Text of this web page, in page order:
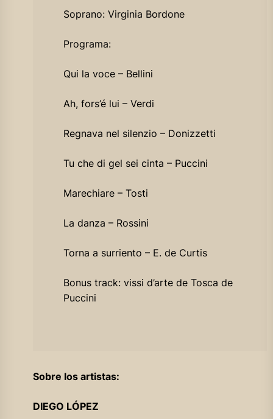
Soprano: Virginia Bordone
Programa:
Qui la voce – Bellini
Ah, fors’é lui – Verdi
Regnava nel silenzio – Donizzetti
Tu che di gel sei cinta – Puccini
Marechiare – Tosti
La danza – Rossini
Torna a surriento – E. de Curtis
Bonus track: vissi d’arte de Tosca de
Puccini
Sobre los artistas:
DIEGO LÓPEZ